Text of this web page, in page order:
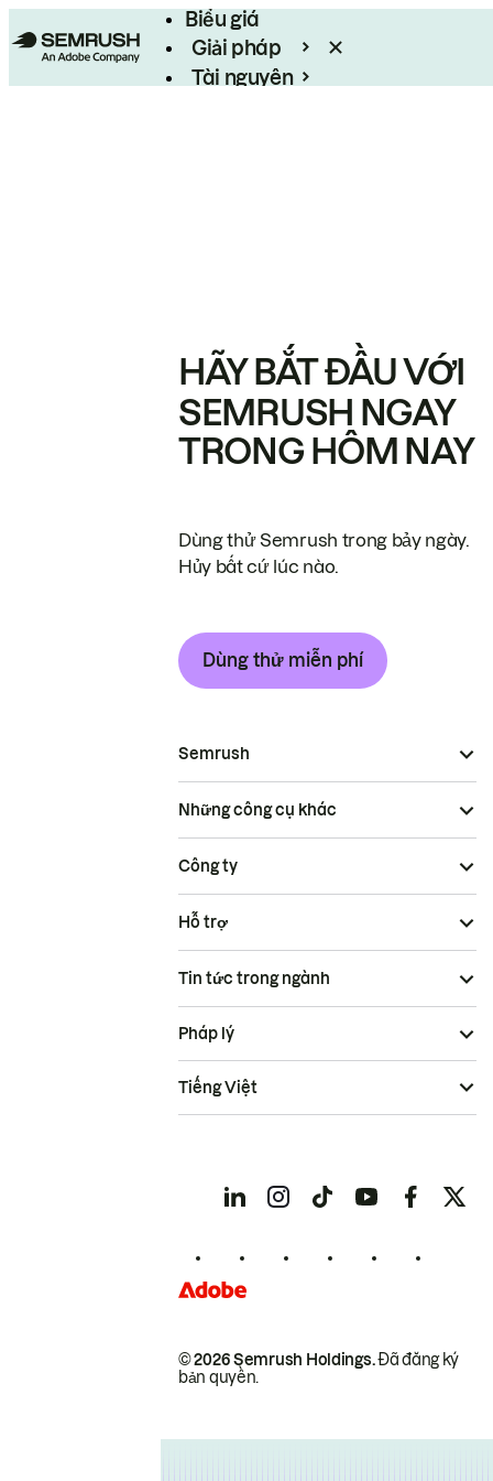
Biểu giá
Giải pháp
Tài nguyên
HÃY BẮT ĐẦU VỚI
SEMRUSH NGAY
TRONG HÔM NAY
Dùng thử Semrush trong bảy ngày.
Hủy bất cứ lúc nào.
Dùng thử miễn phí
Semrush
Những công cụ khác
Công ty
Hỗ trợ
Tin tức trong ngành
© 2026 Semrush Holdings.Đã đăng ký
bản quyền.
Pháp lý
Tiếng Việt